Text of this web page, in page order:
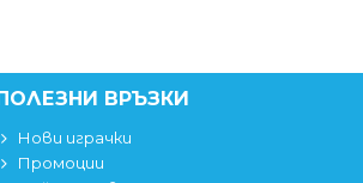
ВРЪЗКИ
Нови играчки
Промоции